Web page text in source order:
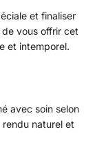
et finaliser
de vous offrir cet
et intemporel.
avec soin selon
naturel et